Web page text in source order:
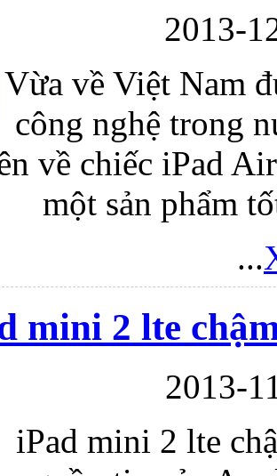
2013-
Vừa về Việt Nam
công nghệ trong
về chiếc iPad
một sản phẩm
...
mini 2 lte
2013-
iPad mini 2 lte